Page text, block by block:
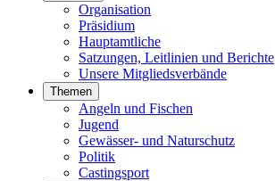
Organisation
Präsidium
Hauptamtliche
Satzungen, Leitlinien und Berichte
Unsere Mitgliedsverbände
Themen
Angeln und Fischen
Jugend
Gewässer- und Naturschutz
Politik
Castingsport